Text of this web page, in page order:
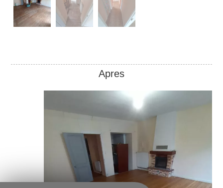
Apres